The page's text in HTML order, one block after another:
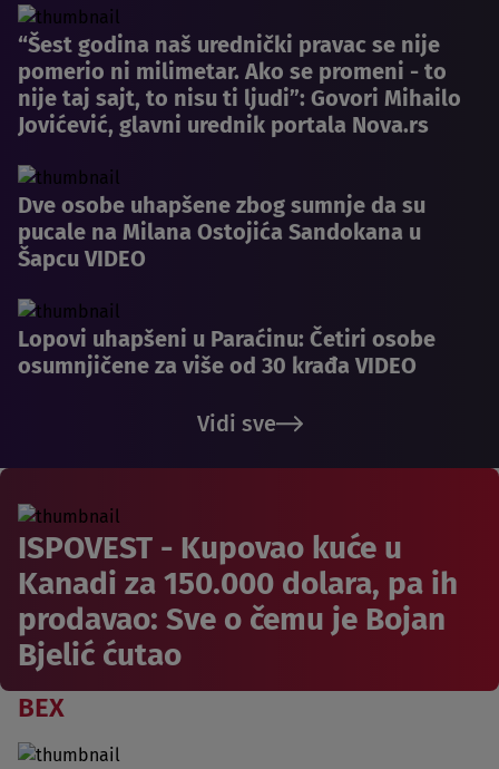
“Šest godina naš urednički pravac se nije
pomerio ni milimetar. Ako se promeni - to
nije taj sajt, to nisu ti ljudi”: Govori Mihailo
Jovićević, glavni urednik portala Nova.rs
Dve osobe uhapšene zbog sumnje da su
pucale na Milana Ostojića Sandokana u
Šapcu VIDEO
Lopovi uhapšeni u Paraćinu: Četiri osobe
osumnjičene za više od 30 krađa VIDEO
Vidi sve
ISPOVEST - Kupovao kuće u
Kanadi za 150.000 dolara, pa ih
prodavao: Sve o čemu je Bojan
Bjelić ćutao
BEX